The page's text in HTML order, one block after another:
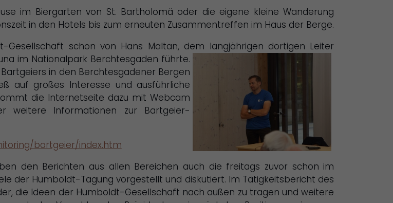
im Biergarten von St. Bartholomä oder die eigene kleine Wanderung
in den Hotels bis zum erneuten Zusammentreffen im Haus der Berge.
schon von Hans Maltan, dem langjährigen dortigen Leiter
im Nationalpark Berchtesgaden führte.
in den Berchtesgadener Bergen
auf großes Interesse und ausführliche
die Internetseite dazu mit Webcam
weitere Informationen zur Bartgeier-
bartgeier/index.htm
den Berichten aus allen Bereichen auch die freitags zuvor schon im
der Humboldt-Tagung vorgestellt und diskutiert. Im Tätigkeitsbericht des
die Ideen der Humboldt-Gesellschaft nach außen zu tragen und weitere